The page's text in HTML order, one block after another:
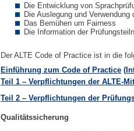
Die Entwicklung von
Die Auslegung und
Das Bemühen um Fairness
Die Information der
Der ALTE Code of Practice ist in die
Einführung zum Code of Practice
Teil 1 – Verpflichtungen der ALTE-
Teil 2 – Verpflichtungen der
Qualitätssicherung